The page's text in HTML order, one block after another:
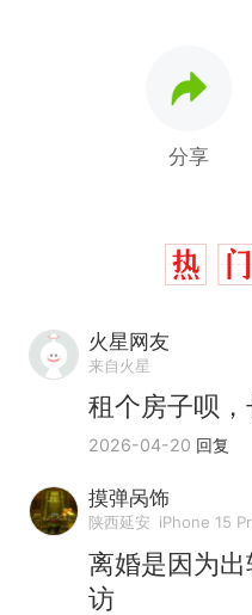
分享
火星网友
来自火星
租个房子呗
2026-04-20 回复
摸弹呙饰
陕西延安 iPhone 15
离婚是因为
访